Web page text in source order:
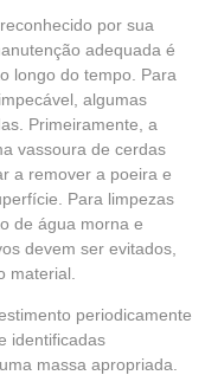
por sua
adequada é
longo do tempo. Para
algumas
Primeiramente, a
vassoura de cerdas
a remover a poeira e
Para limpezas
de água morna e
devem ser evitados,
material.
periodicamente
identificadas
massa apropriada.